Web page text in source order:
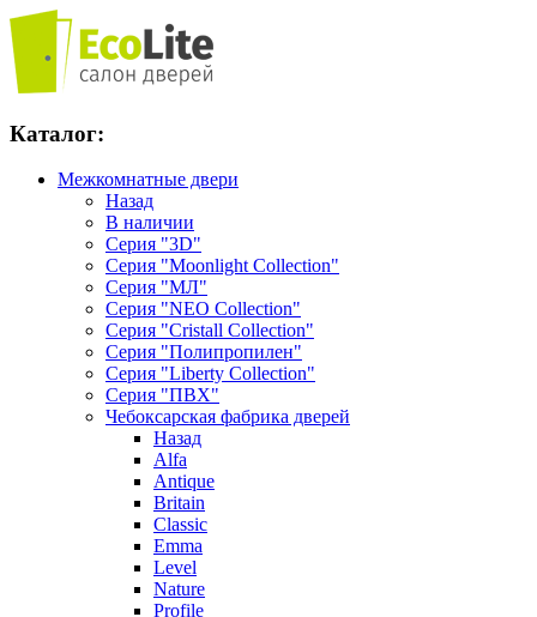
Каталог:
Межкомнатные двери
Назад
В наличии
Серия "3D"
Серия "Moonlight Collection"
Серия "МЛ"
Серия "NEO Collection"
Серия "Cristall Collection"
Серия "Полипропилен"
Серия "Liberty Collection"
Серия "ПВХ"
Чебоксарская фабрика дверей
Назад
Alfa
Antique
Britain
Classic
Emma
Level
Nature
Profile